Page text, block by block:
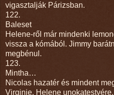
vigasztalják Párizsban.
122.
Baleset
Helene-ről már mindenki
vissza a kómából. Jimmy
megbénul.
123.
Mintha…
Nicolas hazatér és mindent
Virginie, Helene